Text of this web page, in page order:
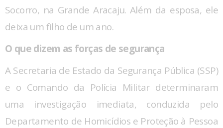
Socorro, na Grande Aracaju. Além da esposa, ele
deixa um filho de um ano.
O que dizem as forças de segurança
A Secretaria de Estado da Segurança Pública (SSP)
e o Comando da Polícia Militar determinaram
uma investigação imediata, conduzida pelo
Departamento de Homicídios e Proteção à Pessoa